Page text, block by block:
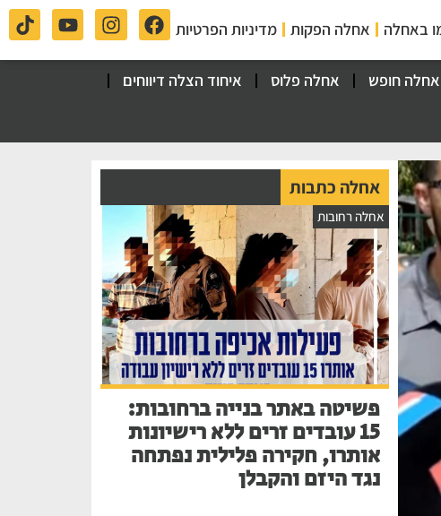
באחלה אחלה הפקות מדיניות הפרטיות
אחלה חופש אחלה פלוס
איחוד הצלה דיווחים
אחלה כתבות
אחלה רחובות
פשיטה באתר בנייה ברחובות:
15 עובדים זרים ללא רישיונות
אותרו, חקירה פלילית נפתחה
נגד היזם והקבלן